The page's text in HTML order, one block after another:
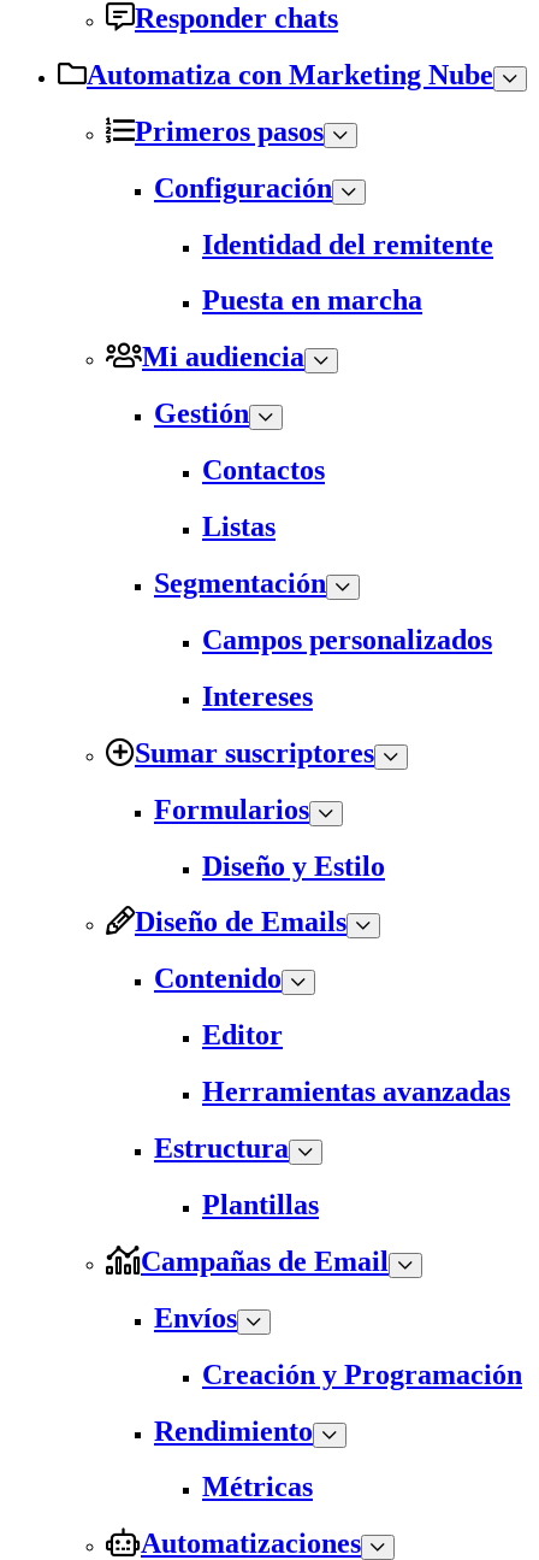
Responder chats
Automatiza con Marketing Nube
Primeros pasos
Configuración
Identidad del remitente
Puesta en marcha
Mi audiencia
Gestión
Contactos
Listas
Segmentación
Campos personalizados
Intereses
Sumar suscriptores
Formularios
Diseño y Estilo
Diseño de Emails
Contenido
Editor
Herramientas avanzadas
Estructura
Plantillas
Campañas de Email
Envíos
Creación y Programación
Rendimiento
Métricas
Automatizaciones